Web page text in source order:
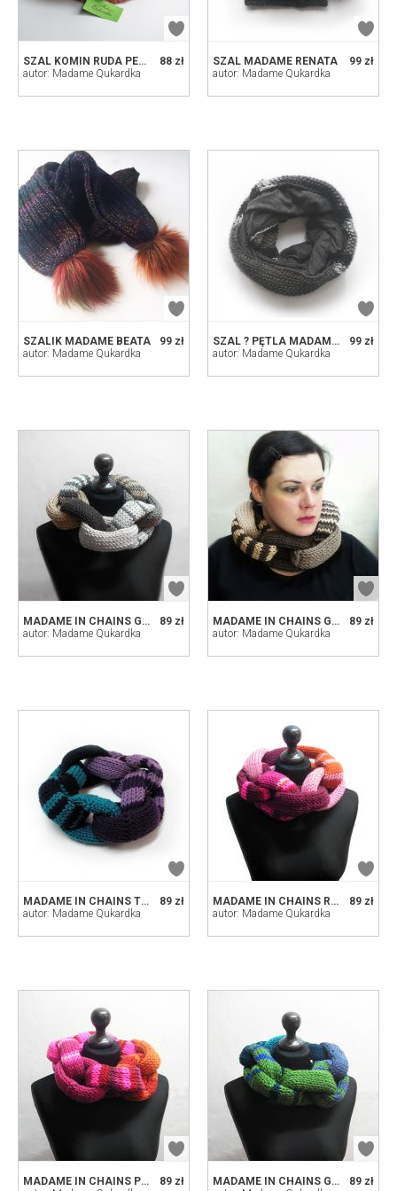
88 zł
SZAL KOMIN RUDA PELAGIA
autor: Madame Qukardka
99 zł
SZAL MADAME RENATA
autor: Madame Qukardka
99 zł
SZALIK MADAME BEATA
autor: Madame Qukardka
99 zł
SZAL ? PĘTLA MADAME JADWIGA
autor: Madame Qukardka
89 zł
MADAME IN CHAINS GREY NO2
autor: Madame Qukardka
89 zł
MADAME IN CHAINS GREY NO1
autor: Madame Qukardka
89 zł
MADAME IN CHAINS TURQUOISEPLUM
autor: Madame Qukardka
89 zł
MADAME IN CHAINS ROSE
autor: Madame Qukardka
89 zł
MADAME IN CHAINS PINK
89 zł
MADAME IN CHAINS GREEN